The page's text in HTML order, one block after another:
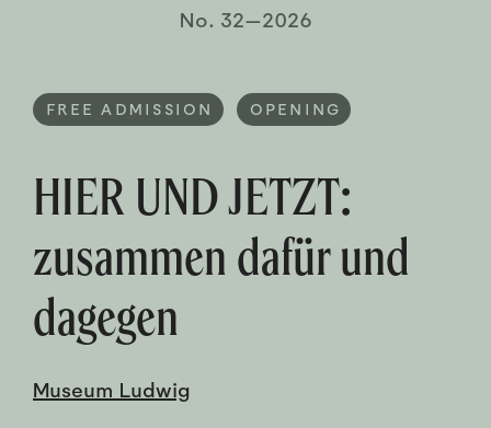
No. 32—2026
FREE ADMISSION OPENING
HIER UND JETZT:
zusammen dafür und
dagegen
Museum Ludwig